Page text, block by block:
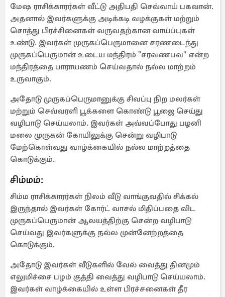
மேஷ ராசிக்காரர்கள் வீட்டு அதிபதி செவ்வாய் பகவான்.
அதனால் இவர்களுக்கு அடிக்கடி வழக்குகள் மற்றும்
சொத்து பிரச்சினைகள் வருவதற்கான வாய்ப்புகள்
உண்டு. இவர்கள் முருகப்பெருமானை சரணடைந்து
முருகப்பெருமான் உடைய மந்திரம் "சரவணபவ" என்ற
மந்திரத்தை பாராயணம் செய்வதால் நல்ல மாற்றம்
உருவாகும்.
அதோடு முருகப்பெருமானுக்கு சிவப்பு நிற மலர்கள்
மற்றும் செவ்வரளி பூக்களை கொண்டு பூஜை செய்து
வழிபாடு செய்யலாம். இவர்கள் அவ்வப்போது பழனி
மலை முருகன் கோயிலுக்கு சென்று வழிபாடு
மேற்கொள்வது வாழ்க்கையில் நல்ல மாற்றத்தை
கொடுக்கும்.
சிம்மம்:
சிம்ம ராசிக்காரர்கள் நிலம் வீடு வாங்குவதில் சிக்கல்
இருந்தால் இவர்கள் கோர்ட் வாசல் மிதிப்பதை விட
முருகப்பெருமான் ஆலயத்திற்கு சென்ற வழிபாடு
செய்வது இவர்களுக்கு நல்ல முன்னேற்றத்தை
கொடுக்கும்.
அதோடு இவர்கள் வீடுகளில் வேல் வைத்து தினமும்
எலுமிச்சை பழம் குத்தி வைத்து வழிபாடு செய்யலாம்.
இவர்கள் வாழ்க்கையில் உள்ள பிரச்சனைகள் தீர